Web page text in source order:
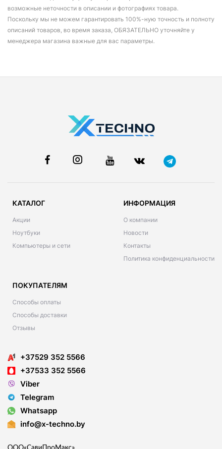
возможные неточности в описании и фотографиях товара.
Поскольку мы не можем гарантировать 100%-ную точность и полноту
описаний товаров, во время заказа, ОБЯЗАТЕЛЬНО уточняйте у
менеджера магазина важные для вас параметры.
КАТАЛОГ
Акции
Ноутбуки
Компьютеры и сети
ИНФОРМАЦИЯ
О компании
Новости
Контакты
Политика конфиденциальности
ПОКУПАТЕЛЯМ
Способы оплаты
Способы доставки
Отзывы
+37529 352 5566
+37533 352 5566
Viber
Telegram
Whatsapp
info@x-techno.by